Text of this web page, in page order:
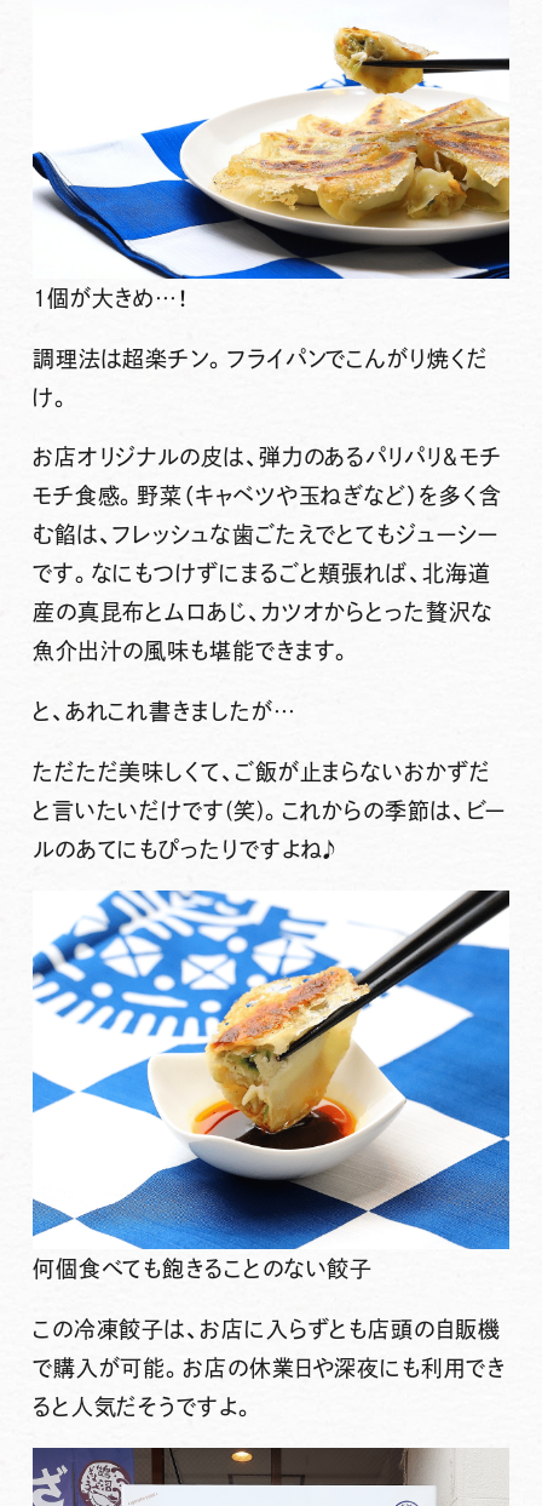
1個が大きめ…！
調理法は超楽チン。フライパンでこんがり焼くだ
け。
お店オリジナルの皮は、弾力のあるパリパリ＆モチ
モチ食感。野菜（キャベツや玉ねぎなど）を多く含
む餡は、フレッシュな歯ごたえでとてもジューシー
です。なにもつけずにまるごと頬張れば、北海道
産の真昆布とムロあじ、カツオからとった贅沢な
魚介出汁の風味も堪能できます。
と、あれこれ書きましたが…
ただただ美味しくて、ご飯が止まらないおかずだ
と言いたいだけです(笑)。これからの季節は、ビー
ルのあてにもぴったりですよね♪
何個食べても飽きることのない餃子
この冷凍餃子は、お店に入らずとも店頭の自販機
で購入が可能。お店の休業日や深夜にも利用でき
ると人気だそうですよ。